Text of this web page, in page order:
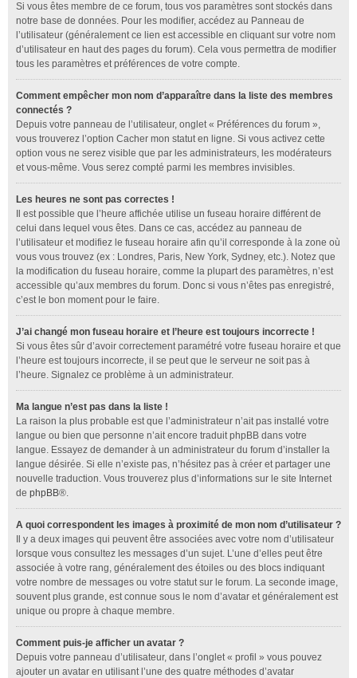
Si vous êtes membre de ce forum, tous vos paramètres sont stockés dans
notre base de données. Pour les modifier, accédez au Panneau de
l’utilisateur (généralement ce lien est accessible en cliquant sur votre nom
d’utilisateur en haut des pages du forum). Cela vous permettra de modifier
tous les paramètres et préférences de votre compte.
Comment empêcher mon nom d’apparaître dans la liste des membres
connectés ?
Depuis votre panneau de l’utilisateur, onglet « Préférences du forum »,
vous trouverez l’option Cacher mon statut en ligne. Si vous activez cette
option vous ne serez visible que par les administrateurs, les modérateurs
et vous-même. Vous serez compté parmi les membres invisibles.
Les heures ne sont pas correctes !
Il est possible que l’heure affichée utilise un fuseau horaire différent de
celui dans lequel vous êtes. Dans ce cas, accédez au panneau de
l’utilisateur et modifiez le fuseau horaire afin qu’il corresponde à la zone où
vous vous trouvez (ex : Londres, Paris, New York, Sydney, etc.). Notez que
la modification du fuseau horaire, comme la plupart des paramètres, n’est
accessible qu’aux membres du forum. Donc si vous n’êtes pas enregistré,
c’est le bon moment pour le faire.
J’ai changé mon fuseau horaire et l’heure est toujours incorrecte !
Si vous êtes sûr d’avoir correctement paramétré votre fuseau horaire et que
l’heure est toujours incorrecte, il se peut que le serveur ne soit pas à
l’heure. Signalez ce problème à un administrateur.
Ma langue n’est pas dans la liste !
La raison la plus probable est que l’administrateur n’ait pas installé votre
langue ou bien que personne n’ait encore traduit phpBB dans votre
langue. Essayez de demander à un administrateur du forum d’installer la
langue désirée. Si elle n’existe pas, n’hésitez pas à créer et partager une
nouvelle traduction. Vous trouverez plus d’informations sur le site Internet
de phpBB®.
A quoi correspondent les images à proximité de mon nom d’utilisateur ?
Il y a deux images qui peuvent être associées avec votre nom d’utilisateur
lorsque vous consultez les messages d’un sujet. L’une d’elles peut être
associée à votre rang, généralement des étoiles ou des blocs indiquant
votre nombre de messages ou votre statut sur le forum. La seconde image,
souvent plus grande, est connue sous le nom d’avatar et généralement est
unique ou propre à chaque membre.
Comment puis-je afficher un avatar ?
Depuis votre panneau d’utilisateur, dans l’onglet « profil » vous pouvez
ajouter un avatar en utilisant l’une des quatre méthodes d’avatar